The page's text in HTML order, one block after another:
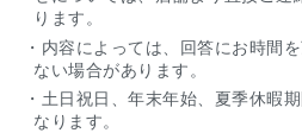
ります。
・内容によっては、回答にお時間
ない場合があります。
・土日祝日、年末年始、夏季休暇
なります。